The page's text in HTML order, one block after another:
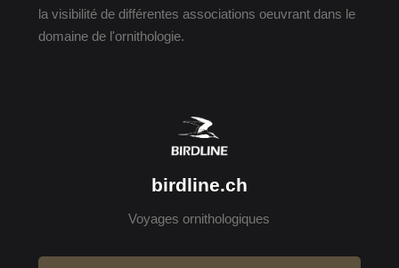
la visibilité de différentes associations oeuvrant dans le
domaine de l'ornithologie.
birdline.ch
Voyages ornithologiques